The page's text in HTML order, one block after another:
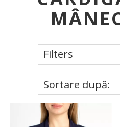
Filters
Sortare după: